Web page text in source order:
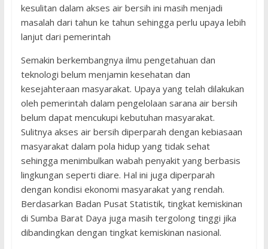
kesulitan dalam akses air bersih ini masih menjadi
masalah dari tahun ke tahun sehingga perlu upaya lebih
lanjut dari pemerintah
Semakin berkembangnya ilmu pengetahuan dan
teknologi belum menjamin kesehatan dan
kesejahteraan masyarakat. Upaya yang telah dilakukan
oleh pemerintah dalam pengelolaan sarana air bersih
belum dapat mencukupi kebutuhan masyarakat.
Sulitnya akses air bersih diperparah dengan kebiasaan
masyarakat dalam pola hidup yang tidak sehat
sehingga menimbulkan wabah penyakit yang berbasis
lingkungan seperti diare. Hal ini juga diperparah
dengan kondisi ekonomi masyarakat yang rendah.
Berdasarkan Badan Pusat Statistik, tingkat kemiskinan
di Sumba Barat Daya juga masih tergolong tinggi jika
dibandingkan dengan tingkat kemiskinan nasional.